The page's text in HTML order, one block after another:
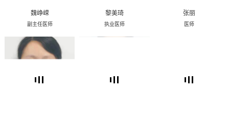
魏峥嵘
副主任医师
黎美琦
执业医师
张丽
医师